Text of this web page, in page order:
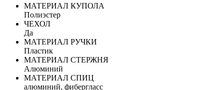
МАТЕРИАЛ КУПОЛА
Полиэстер
ЧЕХОЛ
Да
МАТЕРИАЛ РУЧКИ
Пластик
МАТЕРИАЛ СТЕРЖНЯ
Алюминий
МАТЕРИАЛ СПИЦ
алюминий, фибергласс